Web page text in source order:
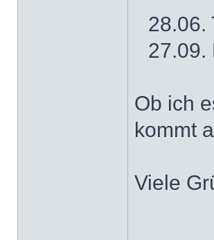
28.06.
27.09.
Ob ich
kommt
Viele